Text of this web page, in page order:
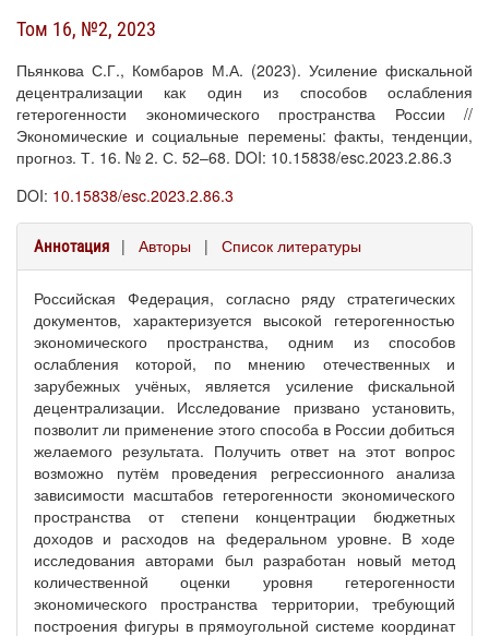
Том 16, №2, 2023
Пьянкова С.Г., Комбаров М.А. (2023). Усиление фискальной
децентрализации как один из способов ослабления
гетерогенности экономического пространства России //
Экономические и социальные перемены: факты, тенденции,
прогноз. Т. 16. № 2. С. 52–68. DOI: 10.15838/esc.2023.2.86.3
DOI: 10.15838/esc.2023.2.86.3
Аннотация | Авторы | Список литературы
Российская Федерация, согласно ряду стратегических
документов, характеризуется высокой гетерогенностью
экономического пространства, одним из способов
ослабления которой, по мнению отечественных и
зарубежных учёных, является усиление фискальной
децентрализации. Исследование призвано установить,
позволит ли применение этого способа в России добиться
желаемого результата. Получить ответ на этот вопрос
возможно путём проведения регрессионного анализа
зависимости масштабов гетерогенности экономического
пространства от степени концентрации бюджетных
доходов и расходов на федеральном уровне. В ходе
исследования авторами был разработан новый метод
количественной оценки уровня гетерогенности
экономического пространства территории, требующий
построения фигуры в прямоугольной системе координат